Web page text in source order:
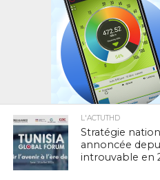
L'ACTUTHD
Stratégie
annoncée
introuvable en